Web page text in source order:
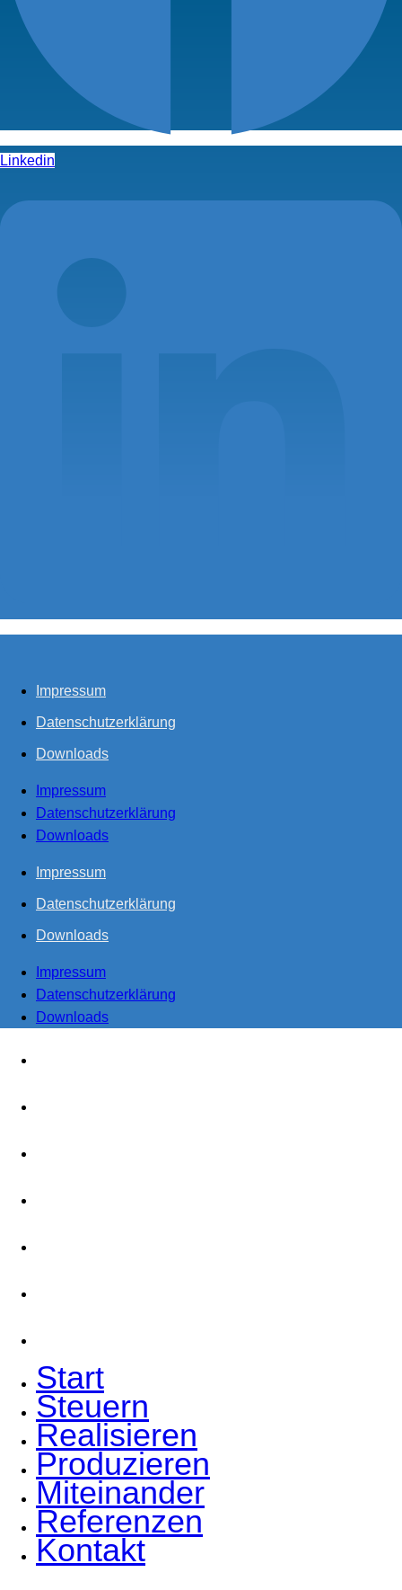
Linkedin
Impressum
Datenschutzerklärung
Downloads
Impressum
Datenschutzerklärung
Downloads
Impressum
Datenschutzerklärung
Downloads
Impressum
Datenschutzerklärung
Downloads
Start
Steuern
Realisieren
Produzieren
Miteinander
Referenzen
Kontakt